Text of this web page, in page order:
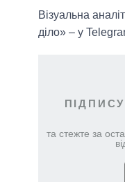
Візуальна
діло» – у
та стежте за